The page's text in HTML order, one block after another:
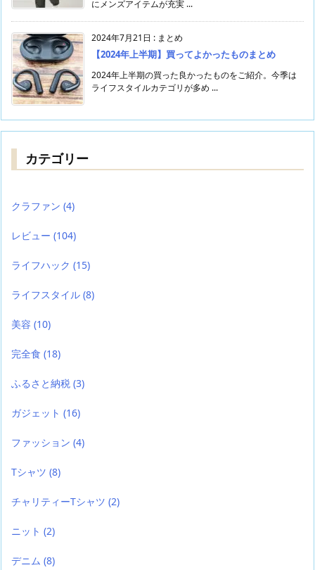
にメンズアイテムが充実 ...
2024年7月21日 : まとめ
【2024年上半期】買ってよかったものまとめ
2024年上半期の買った良かったものをご紹介。今季は
ライフスタイルカテゴリが多め ...
カテゴリー
クラファン (4)
レビュー (104)
ライフハック (15)
ライフスタイル (8)
美容 (10)
完全食 (18)
ふるさと納税 (3)
ガジェット (16)
ファッション (4)
Tシャツ (8)
チャリティーTシャツ (2)
ニット (2)
デニム (8)